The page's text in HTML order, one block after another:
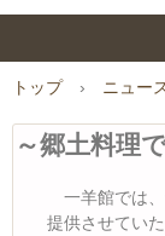
トップ › ニュー
～郷土料理
一羊館では、
提供させてい